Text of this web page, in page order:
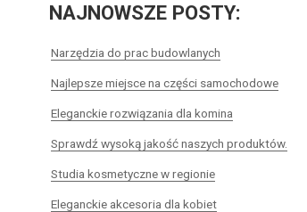
NAJNOWSZE POSTY:
Narzędzia do prac budowlanych
Najlepsze miejsce na części samochodowe
Eleganckie rozwiązania dla komina
Sprawdź wysoką jakość naszych produktów.
Studia kosmetyczne w regionie
Eleganckie akcesoria dla kobiet